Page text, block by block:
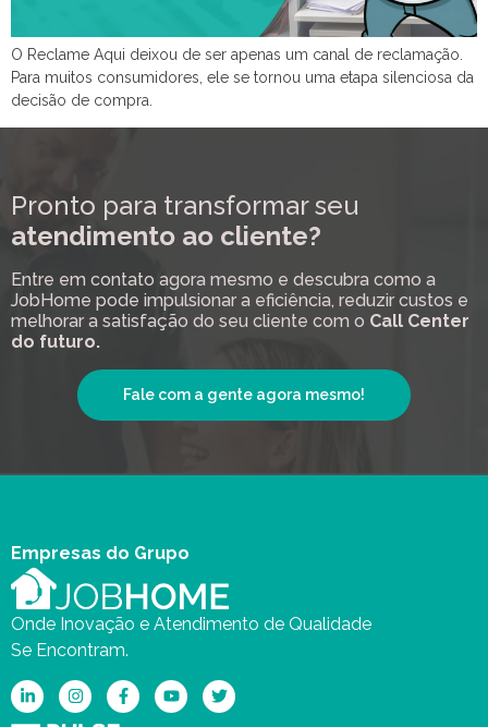
O Reclame Aqui deixou de ser apenas um canal de reclamação.
Para muitos consumidores, ele se tornou uma etapa silenciosa da
decisão de compra.
Pronto para transformar seu
atendimento ao cliente?
Entre em contato agora mesmo e descubra como a
JobHome pode impulsionar a eficiência, reduzir custos e
melhorar a satisfação do seu cliente com o Call Center
do futuro.
Fale com a gente agora mesmo!
Empresas do Grupo
Onde Inovação e Atendimento de Qualidade
Se Encontram.